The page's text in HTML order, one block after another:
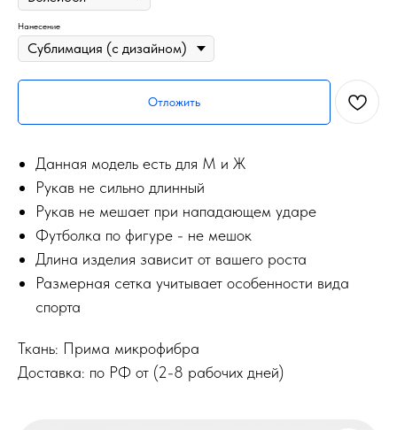
Нанесение
Отложить
Данная модель есть для М и Ж
Рукав не сильно длинный
Рукав не мешает при нападающем ударе
Футболка по фигуре - не мешок
Длина изделия зависит от вашего роста
Размерная сетка учитывает особенности вида
спорта
Ткань: Прима микрофибра
Доставка: по РФ от (2-8 рабочих дней)